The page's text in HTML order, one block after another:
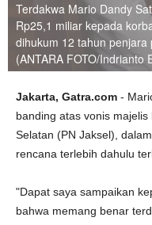
Terdakwa Mario Dandy
Rp25,1 miliar kepada
dihukum 12 tahun penjara
(ANTARA FOTO/Indrianto
Jakarta, Gatra.com -
banding atas vonis
Selatan (PN Jaksel),
rencana terlebih dahulu
"Dapat saya sampaikan
bahwa memang benar